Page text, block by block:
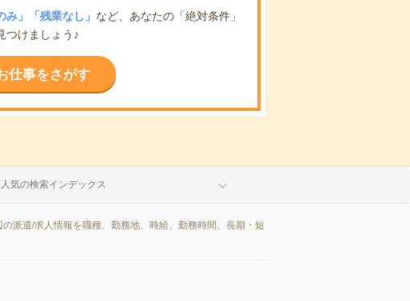
み」「残業なし」 など、あなたの「絶対条件」
つけましょう♪
仕事をさがす
人気の検索インデックス
派遣/求人情報を職種、勤務地、時給、勤務時間、長期・短